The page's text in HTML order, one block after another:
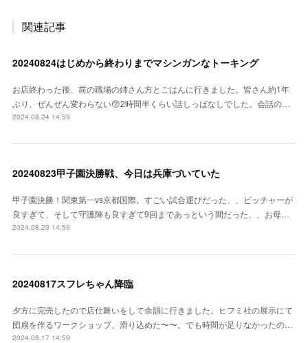
関連記事
20240824はじめから終わりまでマシンガンなトーキング
お店終わった後、前の職場の姉さん方とごはんに行きました。皆さん約1年
ぶり。ぜんぜん変わらない😙2時間半くらい話しっぱなしでした。会話の…
2024.08.24 14:59
20240823甲子園決勝戦、今日は兵庫づいていた
甲子園決勝！関東第一vs京都国際。すごい試合運びだった、、ピッチャーが
良すぎて、そして守護陣も良すぎて9回まであっという間だった、、お母…
2024.08.23 14:59
20240817スフレちゃん降臨
夕方に完売したので店仕舞いをして余韻に行きました。ヒフミ社の展示にて
団扇を作るワークショップ、滑り込めた〜〜。でも時間が足りなかったの…
2024.08.17 14:59